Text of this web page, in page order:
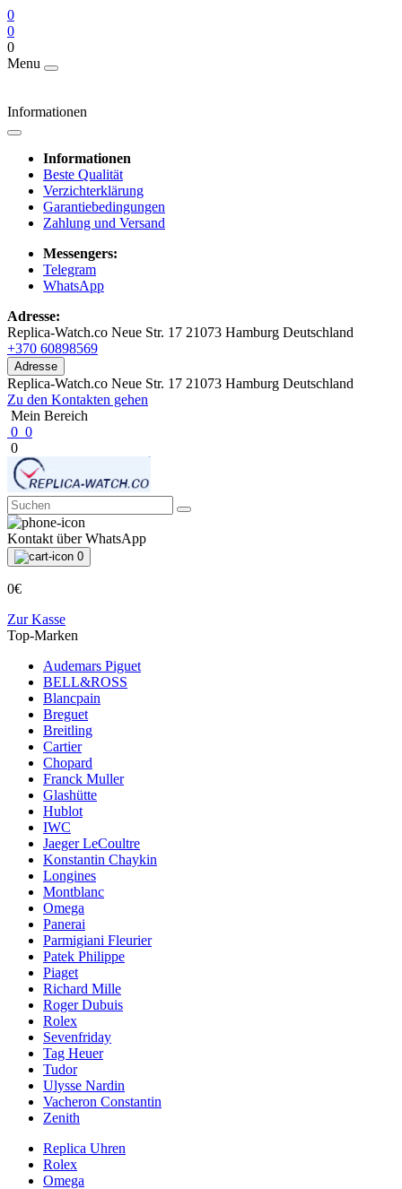
0
0
0
Menu
Informationen
Informationen
Beste Qualität
Verzichterklärung
Garantiebedingungen
Zahlung und Versand
Messengers:
Telegram
WhatsApp
Adresse:
Replica-Watch.co Neue Str. 17 21073 Hamburg Deutschland
+370 60898569
Adresse
Replica-Watch.co Neue Str. 17 21073 Hamburg Deutschland
Zu den Kontakten gehen
Mein Bereich
0 0
0
Kontakt über WhatsApp
0
0€
Zur Kasse
Top-Marken
Audemars Piguet
BELL&ROSS
Blancpain
Breguet
Breitling
Cartier
Chopard
Franck Muller
Glashütte
Hublot
IWC
Jaeger LeCoultre
Konstantin Chaykin
Longines
Montblanc
Omega
Panerai
Parmigiani Fleurier
Patek Philippe
Piaget
Richard Mille
Roger Dubuis
Rolex
Sevenfriday
Tag Heuer
Tudor
Ulysse Nardin
Vacheron Constantin
Zenith
Replica Uhren
Rolex
Omega